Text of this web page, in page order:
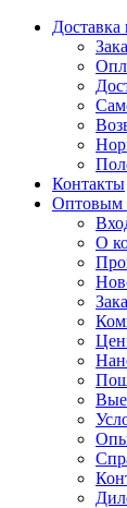
Доставка
Контакты
Оптовым
О